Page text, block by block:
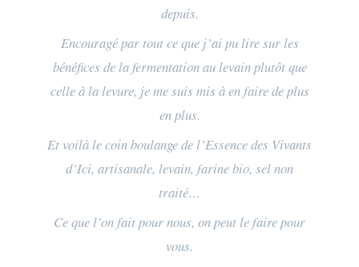
depuis.
Encouragé par tout ce que j’ai pu lire sur les
bénéfices de la fermentation au levain plutôt que
celle à la levure, je me suis mis à en faire de plus
en plus.
Et voilà le coin boulange de l’Essence des Vivants
d’Ici, artisanale, levain, farine bio, sel non
traité…
Ce que l’on fait pour nous, on peut le faire pour
vous.